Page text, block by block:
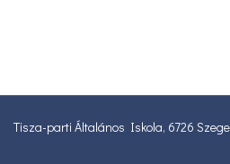
Tisza-parti Általános Iskola, 6726